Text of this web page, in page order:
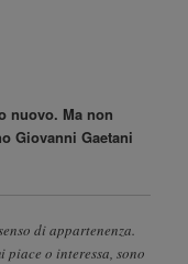
nuovo. Ma non
Giovanni Gaetani
di appartenenza.
o interessa, sono